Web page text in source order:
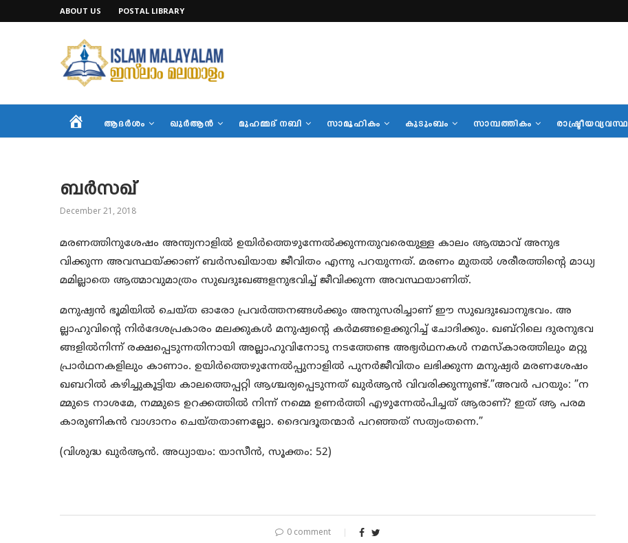
ABOUT US POSTAL LIBRARY
HOMEആദര്‍ശം ഖുര്‍ആന്‍ മുഹമ്മദ് നബി സാമൂഹികം കുടുംബം സാമ്പത്തികം രാഷ്ട്രീയവ്യവസ്ഥ
ബര്‍സഖ്
December 21, 2018
മരണത്തിനുശേഷം അന്ത്യനാളില്‍ ഉയിര്‍ത്തെഴുന്നേല്‍ക്കുന്നതുവരെയുള്ള കാലം ആത്മാവ് അനുഭ
വിക്കുന്ന അവസ്ഥയ്ക്കാണ് ബര്‍സഖിയായ ജീവിതം എന്നു പറയുന്നത്. മരണം മുതല്‍ ശരീരത്തിന്റെ മാധ്യ
മമില്ലാതെ ആത്മാവുമാത്രം സുഖദുഃഖങ്ങളനുഭവിച്ച് ജീവിക്കുന്ന അവസ്ഥയാണിത്.
മനുഷ്യന്‍ ഭൂമിയില്‍ ചെയ്ത ഓരോ പ്രവര്‍ത്തനങ്ങള്‍ക്കും അനുസരിച്ചാണ് ഈ സുഖദുഃഖാനുഭവം. അ
ല്ലാഹുവിന്റെ നിര്‍ദേശപ്രകാരം മലക്കുകള്‍ മനുഷ്യന്റെ കര്‍മങ്ങളെക്കുറിച്ച് ചോദിക്കും. ഖബ്‌റിലെ ദുരനുഭവ
ങ്ങളില്‍നിന്ന് രക്ഷപ്പെടുന്നതിനായി അല്ലാഹുവിനോടു നടത്തേണ്ട അഭ്യര്‍ഥനകള്‍ നമസ്‌കാരത്തിലും മറ്റു
പ്രാര്‍ഥനകളിലും കാണാം. ഉയിര്‍ത്തെഴുന്നേല്‍പ്പുനാളില്‍ പുനര്‍ജീവിതം ലഭിക്കുന്ന മനുഷ്യര്‍ മരണശേഷം
ഖബറില്‍ കഴിച്ചുകൂട്ടിയ കാലത്തെപ്പറ്റി ആശ്ചര്യപ്പെടുന്നത് ഖുര്‍ആന്‍ വിവരിക്കുന്നുണ്ട്.”അവര്‍ പറയും: ”ന
മ്മുടെ നാശമേ, നമ്മുടെ ഉറക്കത്തില്‍ നിന്ന് നമ്മെ ഉണര്‍ത്തി എഴുന്നേല്‍പിച്ചത് ആരാണ്? ഇത് ആ പരമ
കാരുണികന്‍ വാഗ്ദാനം ചെയ്തതാണല്ലോ. ദൈവദൂതന്മാര്‍ പറഞ്ഞത് സത്യംതന്നെ.”
(വിശുദ്ധ ഖുര്‍ആന്‍. അധ്യായം: യാസീന്‍, സൂക്തം: 52)
0 comment